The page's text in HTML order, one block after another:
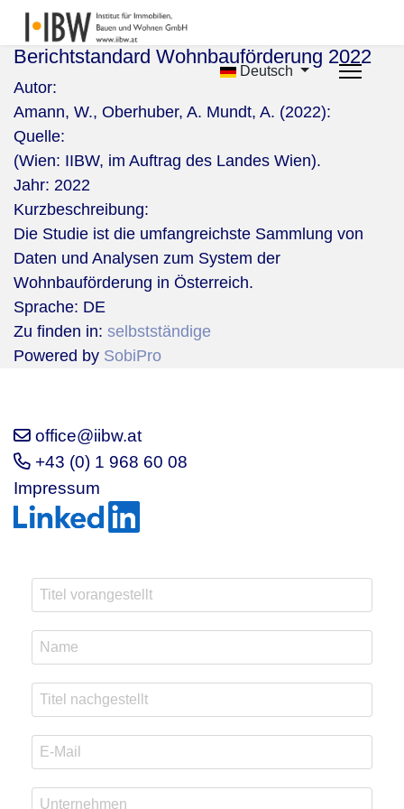
Deutsch
Berichtstandard Wohnbauförderung 2022
Autor:
Amann, W., Oberhuber, A. Mundt, A. (2022):
Quelle:
(Wien: IIBW, im Auftrag des Landes Wien).
Jahr: 2022
Kurzbeschreibung:
Die Studie ist die umfangreichste Sammlung von
Daten und Analysen zum System der
Wohnbauförderung in Österreich.
Sprache: DE
Zu finden in: selbstständige
Powered by SobiPro
office@iibw.at
+43 (0) 1 968 60 08
Impressum